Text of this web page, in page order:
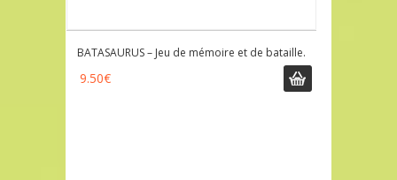
BATASAURUS – Jeu de mémoire et de bataille.
9.50€